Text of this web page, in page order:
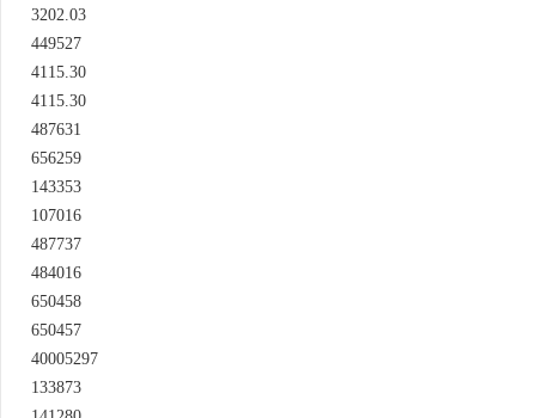
3202.03
449527
4115.30
4115.30
487631
656259
143353
107016
487737
484016
650458
650457
40005297
133873